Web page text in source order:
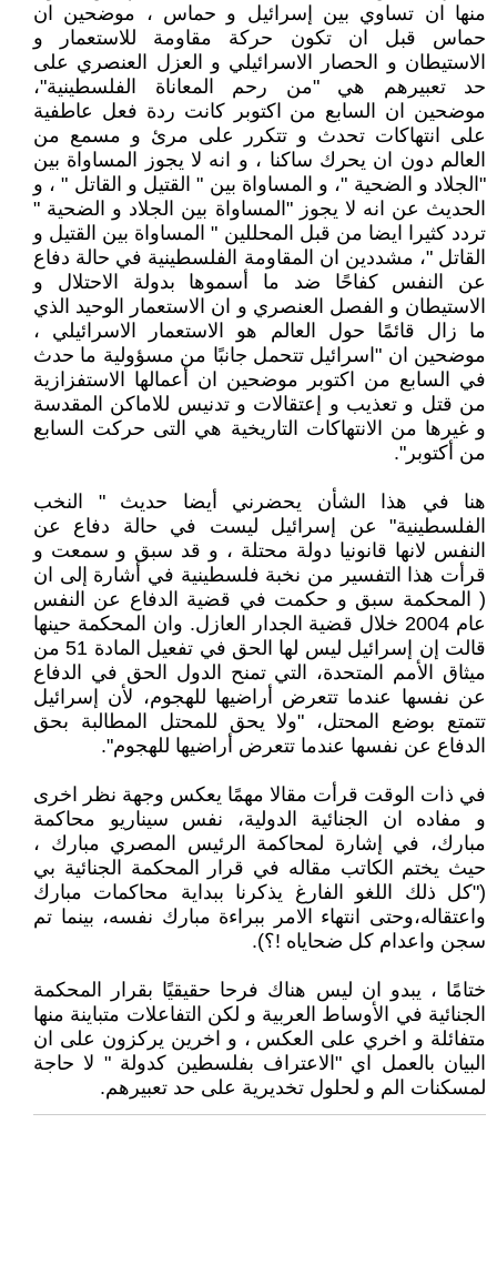
منها ان تساوي بين إسرائيل و حماس ، موضحين ان
حماس قبل ان تكون حركة مقاومة للاستعمار و
الاستيطان و الحصار الاسرائيلي و العزل العنصري على
حد تعبيرهم هي "من رحم المعاناة الفلسطينية"،
موضحين ان السابع من اكتوبر كانت ردة فعل عاطفية
على انتهاكات تحدث و تتكرر على مرئ و مسمع من
العالم دون ان يحرك ساكنا ، و انه لا يجوز المساواة بين
"الجلاد و الضحية "، و المساواة بين " القتيل و القاتل " ، و
الحديث عن انه لا يجوز "المساواة بين الجلاد و الضحية "
تردد كثيرا ايضا من قبل المحللين " المساواة بين القتيل و
القاتل "، مشددين ان المقاومة الفلسطينية في حالة دفاع
عن النفس كفاحًا ضد ما أسموها بدولة الاحتلال و
الاستيطان و الفصل العنصري و ان الاستعمار الوحيد الذي
ما زال قائمًا حول العالم هو الاستعمار الاسرائيلي ،
موضحين ان "اسرائيل تتحمل جانبًا من مسؤولية ما حدث
في السابع من اكتوبر موضحين ان أعمالها الاستفزازية
من قتل و تعذيب و إعتقالات و تدنيس للاماكن المقدسة
و غيرها من الانتهاكات التاريخية هي التى حركت السابع
من أكتوبر".
هنا في هذا الشأن يحضرني أيضا حديث " النخب
الفلسطينية" عن إسرائيل ليست في حالة دفاع عن
النفس لانها قانونيا دولة محتلة ، و قد سبق و سمعت و
قرأت هذا التفسير من نخبة فلسطينية في أشارة إلى ان
( المحكمة سبق و حكمت في قضية الدفاع عن النفس
عام 2004 خلال قضية الجدار العازل. وان المحكمة حينها
قالت إن إسرائيل ليس لها الحق في تفعيل المادة 51 من
ميثاق الأمم المتحدة، التي تمنح الدول الحق في الدفاع
عن نفسها عندما تتعرض أراضيها للهجوم، لأن إسرائيل
تتمتع بوضع المحتل، "ولا يحق للمحتل المطالبة بحق
الدفاع عن نفسها عندما تتعرض أراضيها للهجوم".
في ذات الوقت قرأت مقالا مهمًا يعكس وجهة نظر اخرى
و مفاده ان الجنائية الدولية، نفس سيناريو محاكمة
مبارك، في إشارة لمحاكمة الرئيس المصري مبارك ،
حيث يختم الكاتب مقاله في قرار المحكمة الجنائية بي
("كل ذلك اللغو الفارغ يذكرنا ببداية محاكمات مبارك
واعتقاله،وحتى انتهاء الامر ببراءة مبارك نفسه، بينما تم
سجن واعدام كل ضحاياه !؟).
ختامًا ، يبدو ان ليس هناك فرحا حقيقيًا بقرار المحكمة
الجنائية في الأوساط العربية و لكن التفاعلات متباينة منها
متفائلة و اخري على العكس ، و اخرين يركزون على ان
البيان بالعمل اي "الاعتراف بفلسطين كدولة " لا حاجة
لمسكنات الم و لحلول تخديرية على حد تعبيرهم.